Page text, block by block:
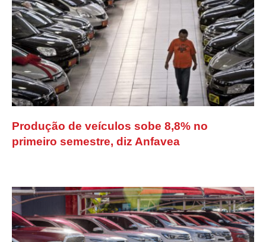
Produção de veículos sobe 8,8% no
primeiro semestre, diz Anfavea